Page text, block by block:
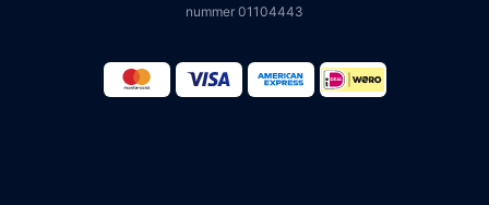
nummer 01104443